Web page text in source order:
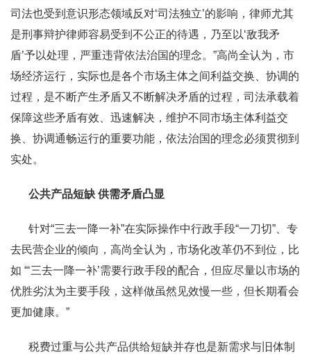
司法也受到意识形态领域反对‘司法独立’的影响，律师尤其
是刑事辩护律师容易受到不公正的待遇，乃至以‘敌我矛
盾’予以处理，严重违背依法治国的理念。”高尚全认为，市
场经济运行，实际也是各个市场主体之间利益交换、协调的
过程，是不断产生矛盾又不断解决矛盾的过程，司法承载着
保障这些矛盾有效、迅速解决，维护不同市场主体利益交
换、协调通畅运行的重要功能，依法治国的理念必须贯彻到
实处。
公共产品短缺 供需矛盾凸显
针对“三去一降一补”在实际操作中行政手段“一刀切”、专
去民营企业的倾向，高尚全认为，市场化改革仍不到位，比
如 “‘三去一降一补’需要行政手段的配合，但应尽量以市场的
优胜劣汰为主要手段，这样做虽然见效慢一些，但长期看会
更加健康。”
税费过重与公共产品供给短缺并存也是新需求与旧体制